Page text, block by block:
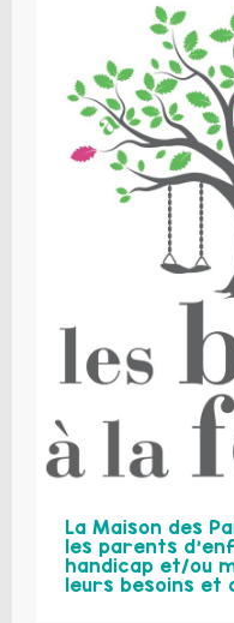
La Maison des
les parents
handicap et/ou
leurs besoins et